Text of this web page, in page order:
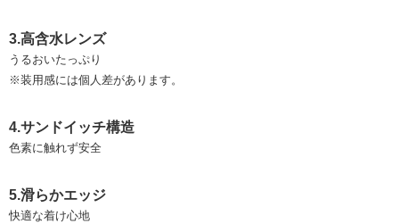
3.高含水レンズ
うるおいたっぷり
※装用感には個人差があります。
4.サンドイッチ構造
色素に触れず安全
5.滑らかエッジ
快適な着け心地